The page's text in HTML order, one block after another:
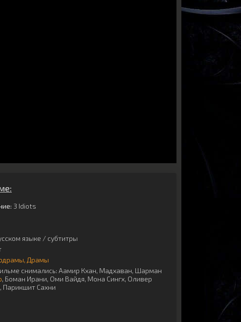
3 Idiots
языке / субтитры
Драмы
снимались: Аамир Кхан, Мадхаван, Шарман
, Боман Ирани, Оми Вайдя, Мона Сингх, Оливер
, Парикшит Сахни